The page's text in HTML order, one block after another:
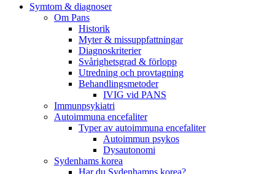
Symtom & diagnoser
Om Pans
Historik
Myter & missuppfattningar
Diagnoskriterier
Svårighetsgrad & förlopp
Utredning och provtagning
Behandlings­metoder
IVIG vid PANS
Immunpsykiatri
Autoimmuna encefaliter
Typer av autoimmuna encefaliter
Autoimmun psykos
Dysautonomi
Sydenhams korea
Har du Sydenhamns korea?